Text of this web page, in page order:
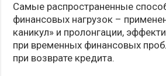
Самые распространенные
финансовых нагрузок –
каникул» и пролонгации,
при временных финансовых
при возврате кредита.